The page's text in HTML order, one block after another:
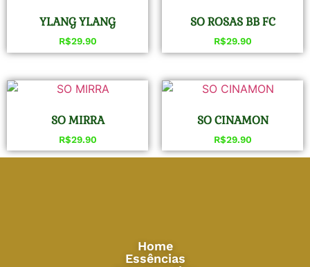
YLANG YLANG
R$29.90
SO ROSAS BB FC
R$29.90
SO MIRRA
R$29.90
SO CINAMON
R$29.90
Home
Essências